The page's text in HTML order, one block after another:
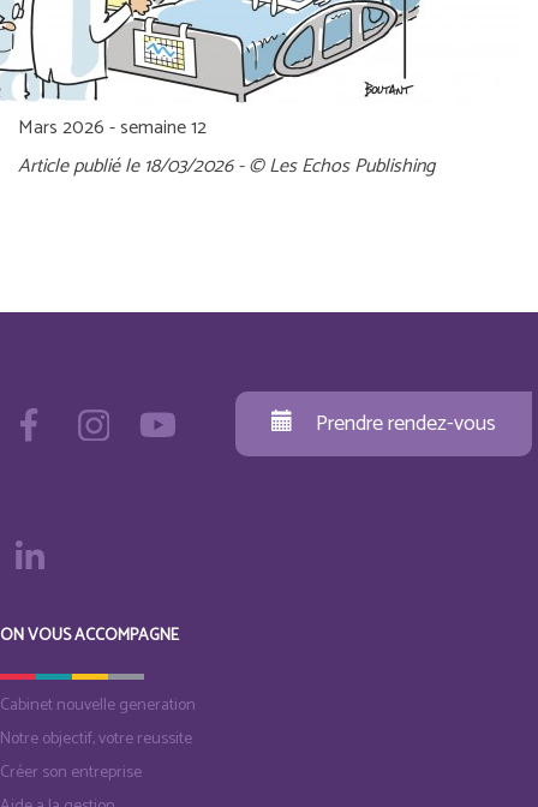
Mars 2026 - semaine 12
Article publié le 18/03/2026 - © Les Echos Publishing
Prendre rendez-vous
ON VOUS ACCOMPAGNE
Cabinet nouvelle generation
Notre objectif, votre reussite
Créer son entreprise